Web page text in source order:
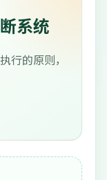
系统
行的原则，